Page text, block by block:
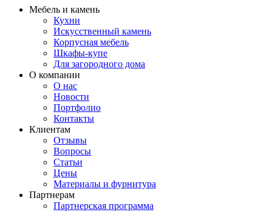
Мебель и камень
Кухни
Искусственный камень
Корпусная мебель
Шкафы-купе
Для загородного дома
О компании
О нас
Новости
Портфолио
Контакты
Клиентам
Отзывы
Вопросы
Статьи
Цены
Материалы и фурнитура
Партнерам
Партнерская программа